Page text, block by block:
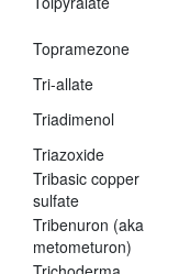
Topramezone
Tri-allate
Triadimenol
Triazoxide
Tribasic copper
sulfate
Tribenuron (aka
metometuron)